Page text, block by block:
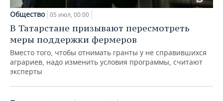
Общество 05 июл, 00:00
В Татарстане призывают пересмотреть
меры поддержки фермеров
Вместо того, чтобы отнимать гранты у не справившихся
аграриев, надо изменить условия программы, считают
эксперты